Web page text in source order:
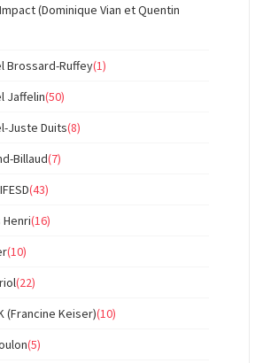
(Dominique Vian et Quentin
Brossard-Ruffey(1)
Jaffelin(50)
Juste Duits(8)
Billaud(7)
(43)
Henri(16)
(10)
(22)
(Francine Keiser)(10)
(5)